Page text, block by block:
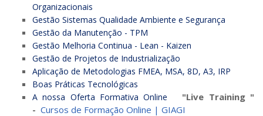
Organizacionais
Gestão Sistemas Qualidade Ambiente e Segurança
Gestão da Manutenção - TPM
Gestão Melhoria Continua - Lean - Kaizen
Gestão de Projetos de Industrialização
Aplicação de Metodologias FMEA, MSA, 8D, A3, IRP
Boas Práticas Tecnológicas
A nossa Oferta Formativa Online
"Live Training "
- Cursos de Formação Online | GIAGI